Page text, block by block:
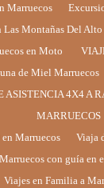
Marruecos
Montañas Del Alto
en Moto
de Miel Marruecos
ASISTENCIA 4X4 A
MARRUECOS
Marruecos
Viaja
con guía en
Viajes en Familia a